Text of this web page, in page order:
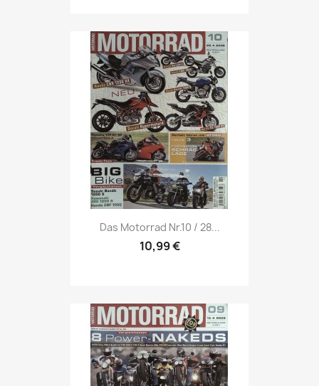
Vorschau
Das Motorrad Nr.10 / 28...
10,99 €